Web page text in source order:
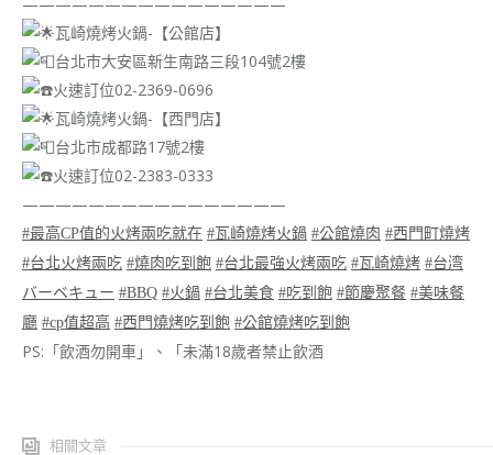
瓦崎燒烤火鍋-【公館店】
台北市大安區新生南路三段104號2樓
火速訂位02-2369-0696
瓦崎燒烤火鍋-【西門店】
台北市成都路17號2樓
火速訂位02-2383-0333
————————————————
#最高CP值的火烤兩吃就在 #瓦崎燒烤火鍋 #公館燒肉 #西門町燒烤
#台北火烤兩吃 #燒肉吃到飽 #台北最強火烤兩吃 #瓦崎燒烤 #台湾
バーベキュー #BBQ #火鍋 #台北美食 #吃到飽 #節慶聚餐 #美味餐
廳 #cp值超高 #西門燒烤吃到飽 #公館燒烤吃到飽
PS:「飲酒勿開車」、「未滿18歲者禁止飲酒
相關文章